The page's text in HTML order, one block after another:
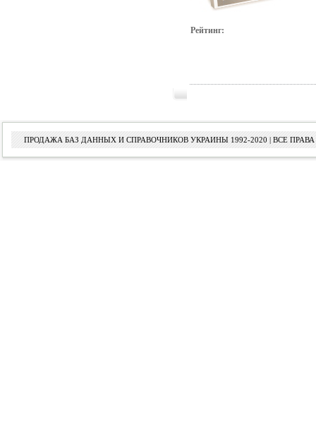
Рейтинг:
ПРОДАЖА БАЗ ДАННЫХ И СПРАВОЧНИКОВ УКРАИНЫ 1992-2020 | ВСЕ